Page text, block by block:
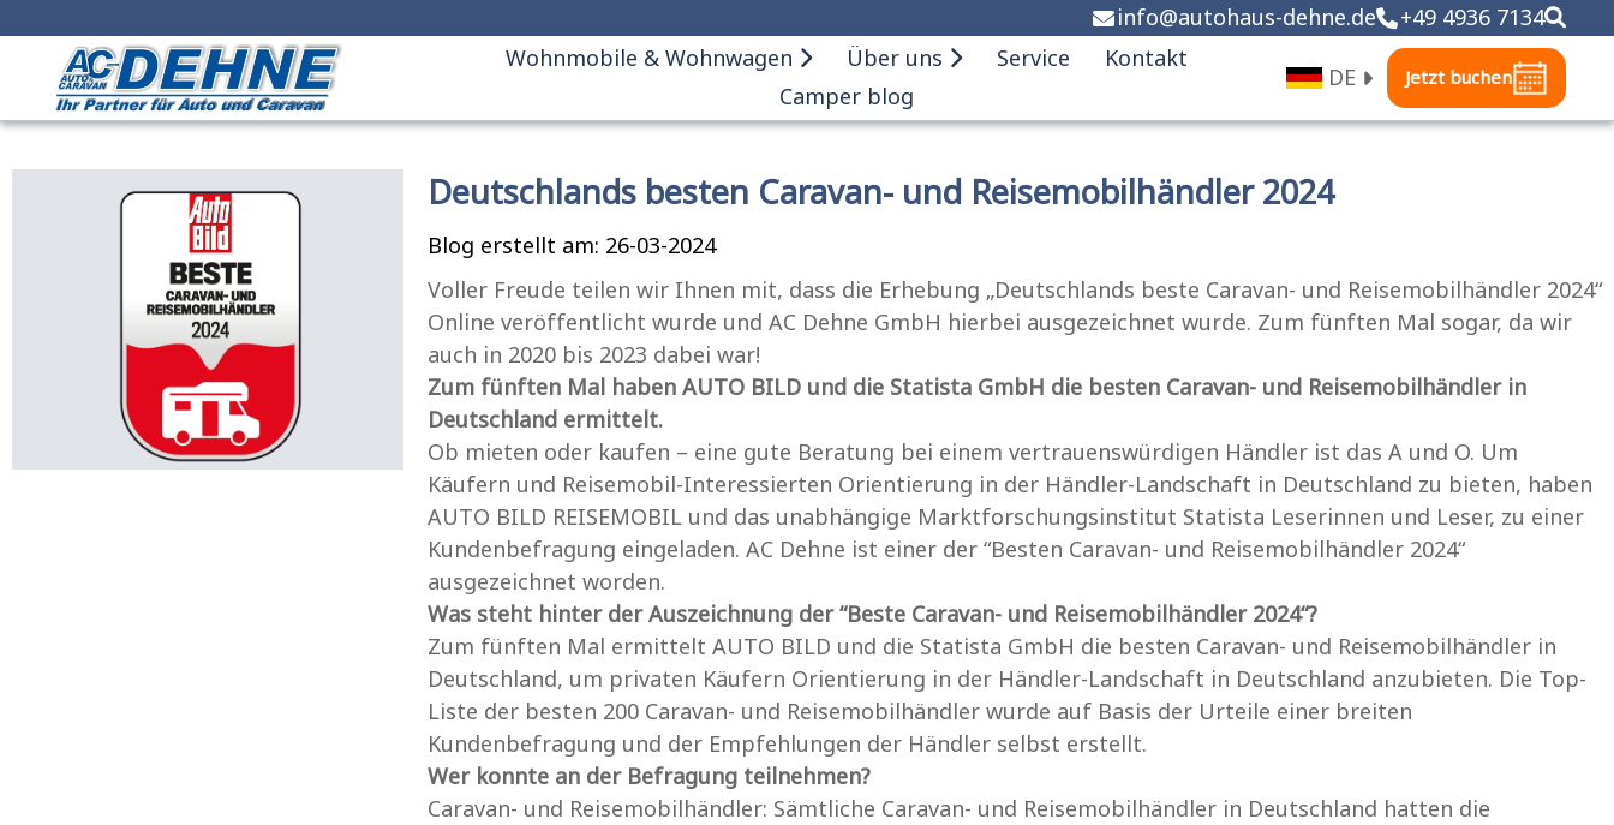
Wohnmobile & Wohnwagen Über uns Service
Kontakt
Camper blog
Jetzt buchen
info@autohaus-dehne.de
+49 4936 7134
DE
Deutschlands besten Caravan- und Reisemobilhändler 2024
Blog erstellt am: 26-03-2024
Voller Freude teilen wir Ihnen mit, dass die Erhebung „Deutschlands beste Caravan- und Reisemobilhändler 2024“
Online veröffentlicht wurde und AC Dehne GmbH hierbei ausgezeichnet wurde. Zum fünften Mal sogar, da wir
auch in 2020 bis 2023 dabei war!
Zum fünften Mal haben AUTO BILD und die Statista GmbH die besten Caravan- und Reisemobilhändler in
Deutschland ermittelt.
Ob mieten oder kaufen – eine gute Beratung bei einem vertrauenswürdigen Händler ist das A und O. Um
Käufern und Reisemobil-Interessierten Orientierung in der Händler-Landschaft in Deutschland zu bieten, haben
AUTO BILD REISEMOBIL und das unabhängige Marktforschungsinstitut Statista Leserinnen und Leser, zu einer
Kundenbefragung eingeladen. AC Dehne ist einer der “Besten Caravan- und Reisemobilhändler 2024“
ausgezeichnet worden.
Was steht hinter der Auszeichnung der “Beste Caravan- und Reisemobilhändler 2024“?
Zum fünften Mal ermittelt AUTO BILD und die Statista GmbH die besten Caravan- und Reisemobilhändler in
Deutschland, um privaten Käufern Orientierung in der Händler-Landschaft in Deutschland anzubieten. Die Top-
Liste der besten 200 Caravan- und Reisemobilhändler wurde auf Basis der Urteile einer breiten
Kundenbefragung und der Empfehlungen der Händler selbst erstellt.
Wer konnte an der Befragung teilnehmen?
Caravan- und Reisemobilhändler: Sämtliche Caravan- und Reisemobilhändler in Deutschland hatten die